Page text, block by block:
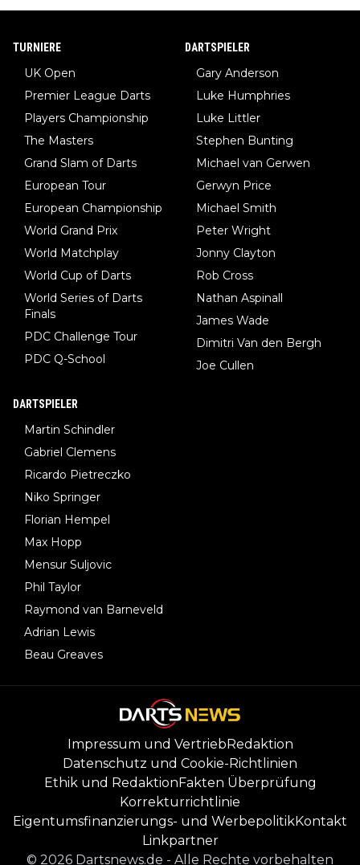
TURNIERE
UK Open
Premier League Darts
Players Championship
The Masters
Grand Slam of Darts
European Tour
European Championship
World Grand Prix
World Matchplay
World Cup of Darts
World Series of Darts
Finals
PDC Challenge Tour
PDC Q-School
DARTSPIELER
Gary Anderson
Luke Humphries
Luke Littler
Stephen Bunting
Michael van Gerwen
Gerwyn Price
Michael Smith
Peter Wright
Jonny Clayton
Rob Cross
Nathan Aspinall
James Wade
Dimitri Van den Bergh
Joe Cullen
DARTSPIELER
Martin Schindler
Gabriel Clemens
Ricardo Pietreczko
Niko Springer
Florian Hempel
Max Hopp
Mensur Suljovic
Phil Taylor
Raymond van Barneveld
Adrian Lewis
Beau Greaves
Impressum und Vertrieb Redaktion
Datenschutz und Cookie-Richtlinien
Ethik und Redaktion Fakten Überprüfung
Korrekturrichtlinie
Eigentumsfinanzierungs- und WerbepolitikKontakt
Linkpartner
© 2026 Dartsnews.de - Alle Rechte vorbehalten